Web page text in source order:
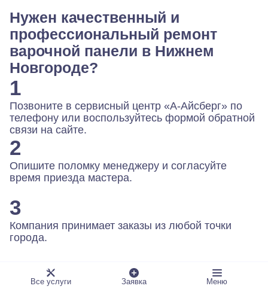
Нужен качественный и
профессиональный ремонт
варочной панели в Нижнем
Новгороде?
1
Позвоните в сервисный центр «А-Айсберг» по
телефону или воспользуйтесь формой обратной
связи на сайте.
2
Опишите поломку менеджеру и согласуйте
время приезда мастера.
3
Компания принимает заказы из любой точки
города.
Все услуги Заявка Меню